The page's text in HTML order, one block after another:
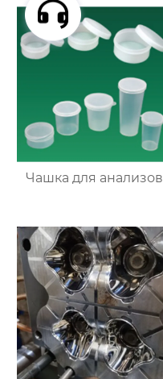
Чашка для анализов